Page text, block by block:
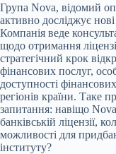
Група Nova, відомий
активно досліджує нові
Компанія веде
щодо отримання
стратегічний крок
фінансових послуг,
доступності
регіонів країни. Таке
запитання: навіщо
банківській ліцензії,
можливості для
інституту?